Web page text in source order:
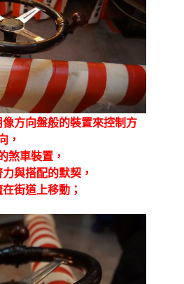
方向盤般的裝置來控制方
，
煞車裝置，
與搭配的默契，
街道上移動；